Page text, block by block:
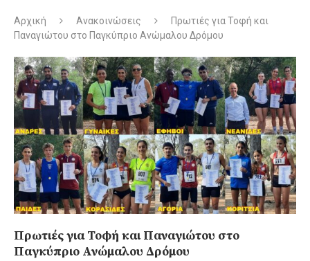
Αρχική Ανακοινώσεις
Πρωτιές για Τοφή και
Παναγιώτου στο Παγκύπριο Ανώμαλου Δρόμου
Πρωτιές για Τοφή και Παναγιώτου στο
Παγκύπριο Ανώμαλου Δρόμου